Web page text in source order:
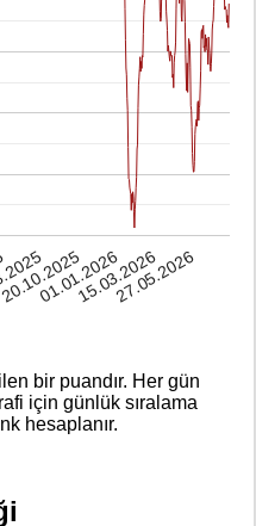
01.01.2026
15.03.2026
27.05.2026
bir puandır. Her gün
için günlük sıralama
hesaplanır.